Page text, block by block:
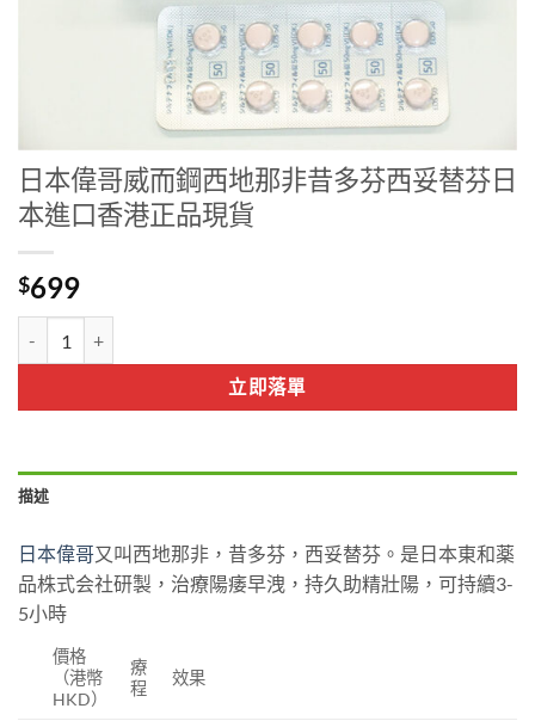
日本偉哥威而鋼西地那非昔多芬西妥替芬日
本進口香港正品現貨
$699
立即落單
描述
日本偉哥又叫西地那非，昔多芬，西妥替芬。是日本東和薬
品株式会社研製，治療陽痿早洩，持久助精壯陽，可持續3-
5小時
價格
（港幣
HKD）
療
程
效果